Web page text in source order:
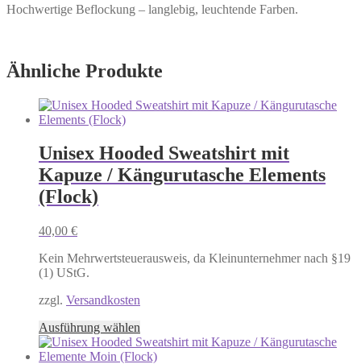
Hochwertige Beflockung – langlebig, leuchtende Farben.
Ähnliche Produkte
Unisex Hooded Sweatshirt mit
Kapuze / Kängurutasche Elements
(Flock)
40,00 €
Kein Mehrwertsteuerausweis, da Kleinunternehmer nach §19
(1) UStG.
zzgl. Versandkosten
Ausführung wählen
Produkt
weist